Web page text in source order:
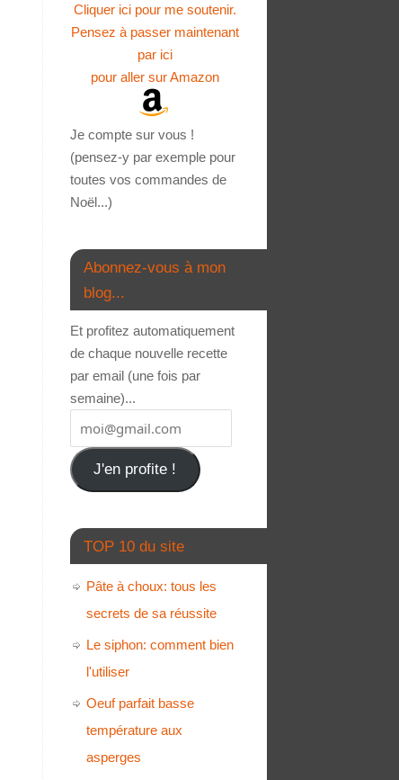
Cliquer ici pour me soutenir.
Pensez à passer maintenant
par ici
pour aller sur Amazon
Je compte sur vous !
(pensez-y par exemple pour
toutes vos commandes de
Noël...)
Abonnez-vous à mon
blog...
Et profitez automatiquement
de chaque nouvelle recette
par email (une fois par
semaine)...
J'en profite !
TOP 10 du site
Pâte à choux: tous les
secrets de sa réussite
Le siphon: comment bien
l'utiliser
Oeuf parfait basse
température aux
asperges